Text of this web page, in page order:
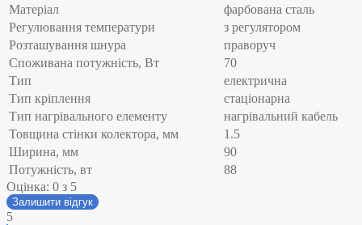
Матеріал
фарбована сталь
Регулювання температури
з регулятором
Розташування шнура
праворуч
Споживана потужність, Вт
70
Тип
електрична
Тип кріплення
стаціонарна
Тип нагрівального елементу
нагрівальний кабель
Товщина стінки колектора, мм
1.5
Ширина, мм
90
Потужність, вт
88
Оцінка: 0 з 5
Залишити відгук
5